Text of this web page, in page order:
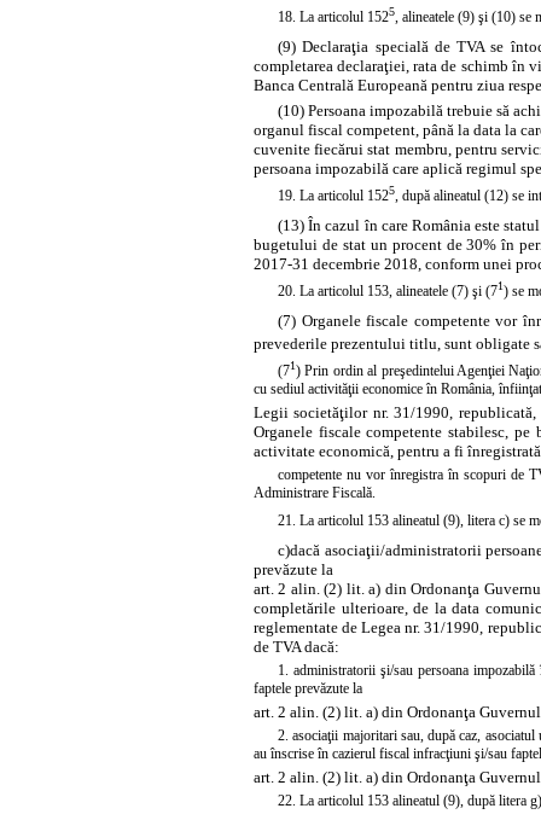
18. La articolul 1525 , alineatele (9) şi (10) se
(9) Declaraţia specială de TVA se
completarea declaraţiei, rata de schimb în
Banca Centrală Europeană pentru ziua
(10) Persoana impozabilă trebuie să
organul fiscal competent, până la data la
cuvenite fiecărui stat membru, pentru
persoana impozabilă care aplică regimul
19. La articolul 1525 , după alineatul (12) se
(13) În cazul în care România este
bugetului de stat un procent de 30% în
2017-31 decembrie 2018, conform unei
20. La articolul 153, alineatele (7) şi (71) se
(7) Organele fiscale competente vor
prevederile prezentului titlu, sunt obligate
(71) Prin ordin al preşedintelui Agenţiei
cu sediul activităţii economice în România,
Legii societăţilor nr. 31/1990,
Organele fiscale competente stabilesc,
activitate economică, pentru a fi
competente nu vor înregistra în scopuri de
Administrare Fiscală.
21. La articolul 153 alineatul (9), litera c) se
c)dacă asociaţii/administratorii
prevăzute la
art. 2 alin. (2) lit. a) din Ordonanţa
completările ulterioare, de la data
reglementate de Legea nr. 31/1990,
de TVA dacă:
1. administratorii şi/sau persoana
faptele prevăzute la
art. 2 alin. (2) lit. a) din Ordonanţa
2. asociaţii majoritari sau, după caz,
au înscrise în cazierul fiscal infracţiuni şi/sau
art. 2 alin. (2) lit. a) din Ordonanţa
22. La articolul 153 alineatul (9), după litera